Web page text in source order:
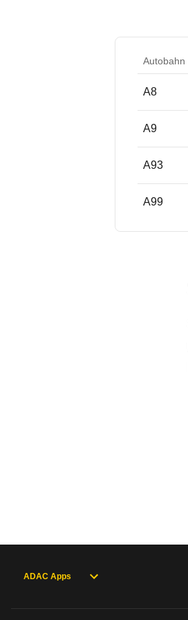
Autobahn
A8
A9
A93
A99
ADAC Apps